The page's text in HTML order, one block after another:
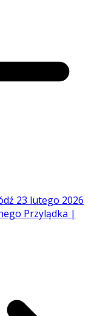
23 lutego 2026
Przylądka |